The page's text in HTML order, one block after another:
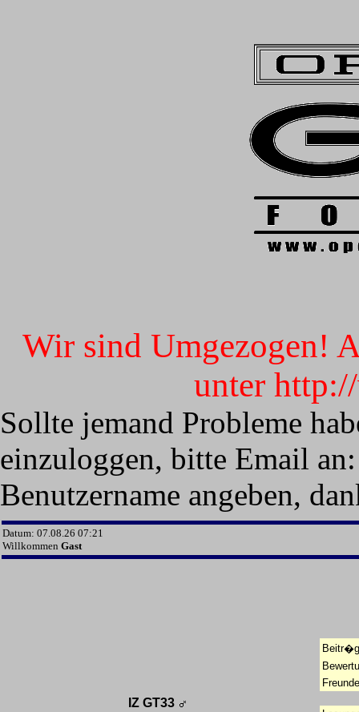
Wir sind Umgezogen!
unter
Sollte jemand Probleme
einzuloggen, bitte Email
Benutzername angeben,
Datum: 07.08.26 07:21
Willkommen Gast
IZ GT33